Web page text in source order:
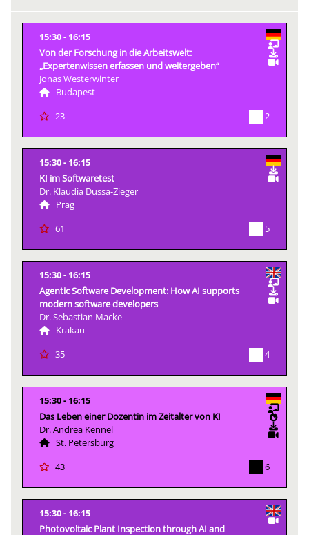
15:30
16:15
Von der Forschung in die Arbeitswelt:
„Expertenwissen erfassen und weitergeben“
Jonas Westerwinter
Budapest
23
2
15:30
16:15
KI im Softwaretest
Dr. Klaudia Dussa-Zieger
Prag
61
5
15:30
16:15
Agentic Software Development: How AI supports
modern software developers
Dr. Sebastian Macke
Krakau
35
4
15:30
16:15
Das Leben einer Dozentin im Zeitalter von KI
Dr. Andrea Kennel
St. Petersburg
43
6
15:30
16:15
Photovoltaic Plant Inspection through AI and